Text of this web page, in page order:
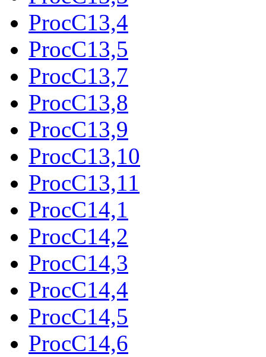
ProcC13,4
ProcC13,5
ProcC13,7
ProcC13,8
ProcC13,9
ProcC13,10
ProcC13,11
ProcC14,1
ProcC14,2
ProcC14,3
ProcC14,4
ProcC14,5
ProcC14,6